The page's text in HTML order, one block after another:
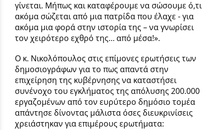
γίνεται. Μήπως και καταφέρουμε να σώσουμε ό,τι
ακόμα σώζεται από μια πατρίδα που έλαχε - για
ακόμα μια φορά στην ιστορία της – να γνωρίσει
τον χειρότερο εχθρό της… από μέσα!».
Ο κ. Νικολόπουλος στις επίμονες ερωτήσεις των
δημοσιογράφων για το πως απαντά στην
επιχείρηση της κυβέρνησης να καταστήσει
συνένοχο του εγκλήματος της απόλυσης 200.000
εργαζομένων από τον ευρύτερο δημόσιο τομέα
απάντησε δίνοντας μάλιστα όσες διευκρινίσεις
χρειάστηκαν για επιμέρους ερωτήματα: